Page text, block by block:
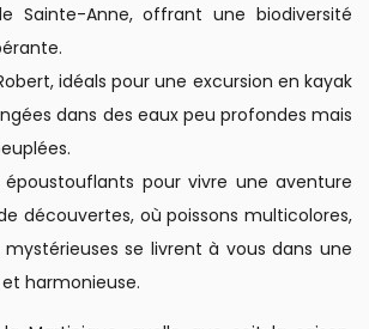
Sainte-Anne, offrant une biodiversité
idéals pour une excursion en kayak
dans des eaux peu profondes mais
époustouflants pour vivre une aventure
découvertes, où poissons multicolores,
se livrent à vous dans une
harmonieuse.